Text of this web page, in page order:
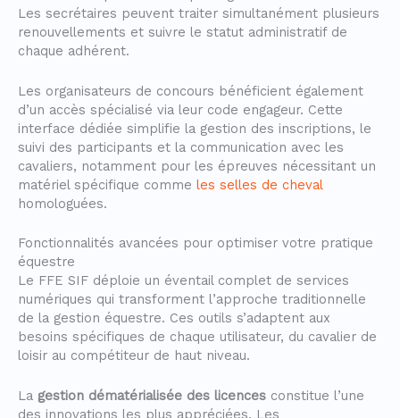
Les secrétaires peuvent traiter simultanément plusieurs
renouvellements et suivre le statut administratif de
chaque adhérent.
Les organisateurs de concours bénéficient également
d’un accès spécialisé via leur code engageur. Cette
interface dédiée simplifie la gestion des inscriptions, le
suivi des participants et la communication avec les
cavaliers, notamment pour les épreuves nécessitant un
matériel spécifique comme les selles de cheval
homologuées.
Fonctionnalités avancées pour optimiser votre pratique
équestre
Le FFE SIF déploie un éventail complet de services
numériques qui transforment l’approche traditionnelle
de la gestion équestre. Ces outils s’adaptent aux
besoins spécifiques de chaque utilisateur, du cavalier de
loisir au compétiteur de haut niveau.
La gestion dématérialisée des licences constitue l’une
des innovations les plus appréciées. Les